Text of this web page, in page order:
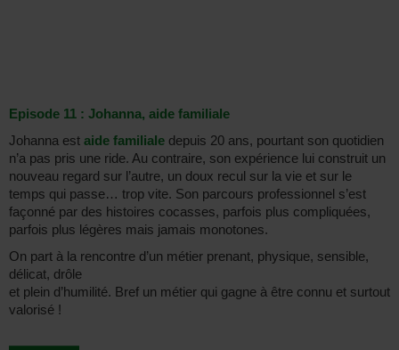
Episode 11 : Johanna, aide familiale
Johanna est aide familiale depuis 20 ans, pourtant son quotidien
n’a pas pris une ride. Au contraire, son expérience lui construit un
nouveau regard sur l’autre, un doux recul sur la vie et sur le
temps qui passe… trop vite. Son parcours professionnel s’est
façonné par des histoires cocasses, parfois plus compliquées,
parfois plus légères mais jamais monotones.
On part à la rencontre d’un métier prenant, physique, sensible,
délicat, drôle
et plein d’humilité. Bref un métier qui gagne à être connu et surtout
valorisé !